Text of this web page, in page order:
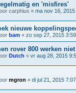
en 'misfires'
carphius « ma nov 16,
nieuwe
bam « zo sep 27, 2015
rover 800 werken
Dutch « vr aug 28, 2015
mgron « di jul 21, 2015